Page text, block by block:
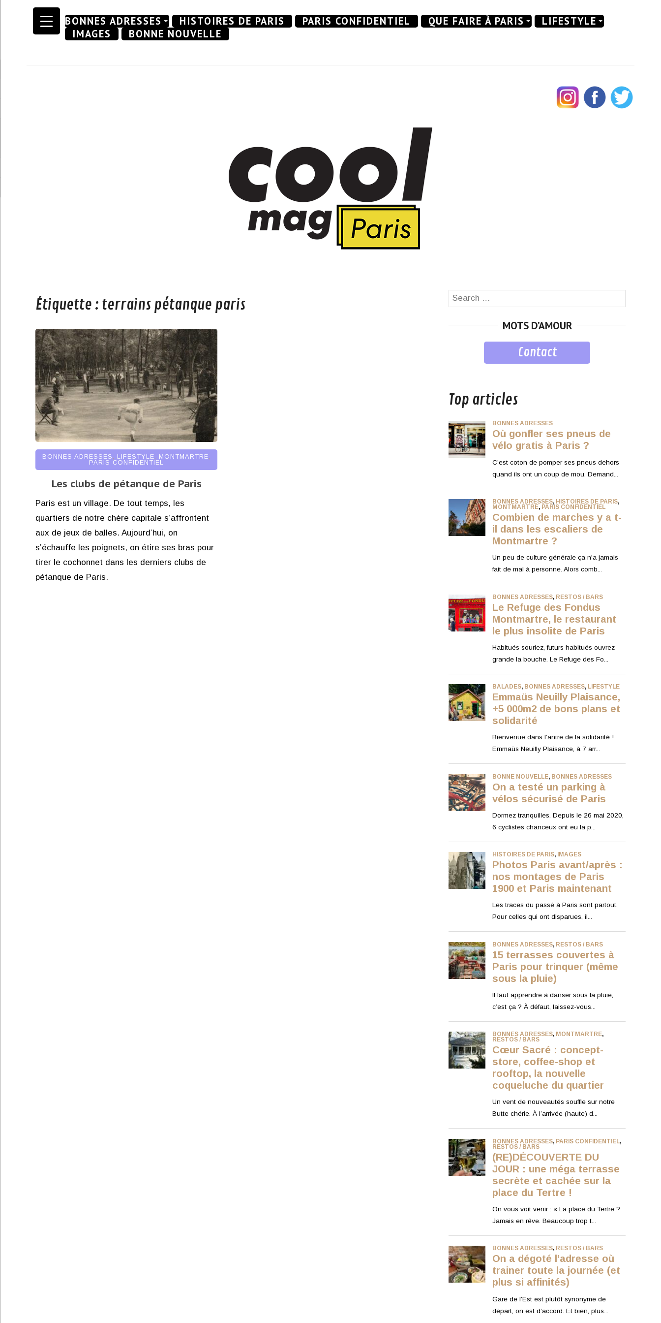
Skip
BONNES ADRESSES HISTOIRES DE PARIS PARIS CONFIDENTIEL QUE FAIRE À PARIS
LIFESTYLE
IMAGES
BONNE NOUVELLE
Étiquette : terrains pétanque paris
BONNES ADRESSES LIFESTYLE MONTMARTRE
PARIS CONFIDENTIEL
Les clubs de pétanque de Paris
Paris est un village. De tout temps, les
quartiers de notre chère capitale s’affrontent
aux de jeux de balles. Aujourd’hui, on
s’échauffe les poignets, on étire ses bras pour
tirer le cochonnet dans les derniers clubs de
pétanque de Paris.
Search
MOTS D’AMOUR
Contact
Top articles